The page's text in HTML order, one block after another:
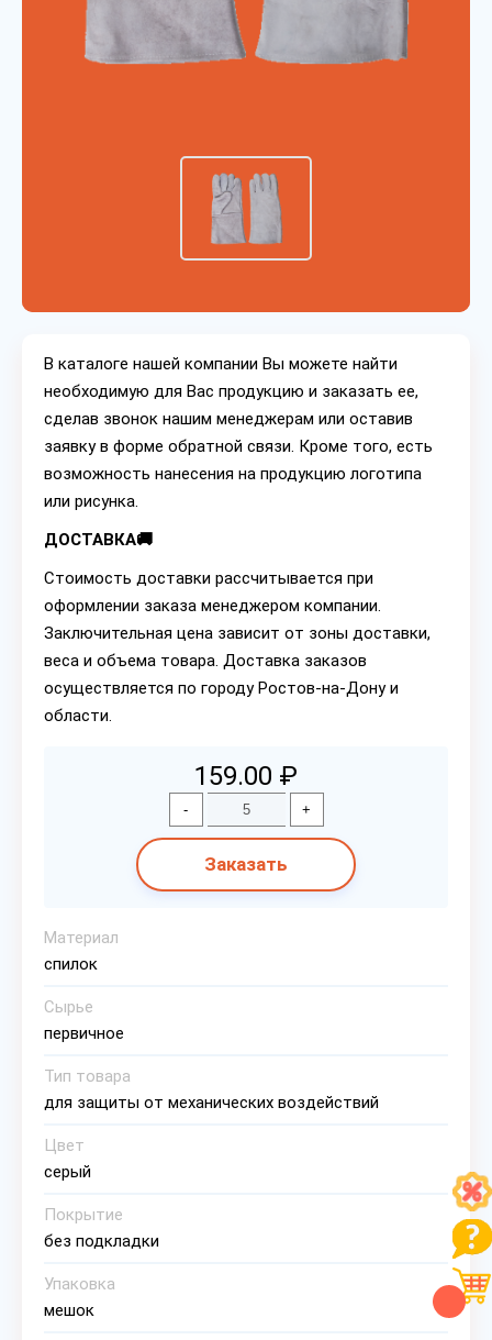
В каталоге нашей компании Вы можете найти
необходимую для Вас продукцию и заказать ее,
сделав звонок нашим менеджерам или оставив
заявку в форме обратной связи. Кроме того, есть
возможность нанесения на продукцию логотипа
или рисунка.
ДОСТАВКА🚚
Стоимость доставки рассчитывается при
оформлении заказа менеджером компании.
Заключительная цена зависит от зоны доставки,
веса и объема товара. Доставка заказов
осуществляется по городу Ростов-на-Дону и
области.
159.00 ₽
- +
Заказать
Материал
спилок
Сырье
первичное
Тип товара
для защиты от механических воздействий
Цвет
серый
Покрытие
без подкладки
Упаковка
мешок